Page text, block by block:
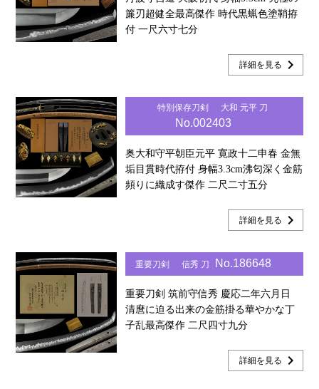
簾刃超健全最高傑作 時代黒蝋色塗鞘拵
付 一尺六寸七分
詳細を見る chevron_right
特別保存刀剣 大和 元平 刀
No.002403
奥大和守平朝臣元平 寛政十二申春 金無
垢目貫時代拵付 身幅3.3cm沸匂深く金筋
頻りに織成す傑作 二尺二寸五分
詳細を見る chevron_right
重要刀剣 信秀 刀 No.186648
重要刀剣 筑前守信秀 慶応二年六月日
清麿に迫る出来の金筋掛る華やかな丁
子乱最高傑作 二尺四寸九分
詳細を見る chevron_right